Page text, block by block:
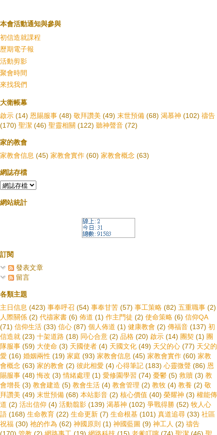
本會活動通知與參與
初信造就課程
歷期電子報
活動剪影
聚會時間
來找我們
大衛帳幕
啟示 (14) 恩賜服事 (48) 敬拜讚美 (49) 末世預備 (68) 渴慕神 (102) 禱告
(170) 聖潔 (46) 聖靈相關 (122) 聽神聲音 (72)
家的教會
家教會信息 (45) 家教會實作 (60) 家教會概念 (63)
網誌存檔
網站統計
訂閱
發表文章
留言
各類主題
主日信息 (423) 事奉呼召 (54) 事奉甘苦 (57) 事工策略 (82) 五重職事 (2)
人際關係 (2) 代禱家書 (6) 佈道 (1) 作主門徒 (2) 使命策略 (6) 信仰QA
(71) 信仰生活 (33) 信心 (87) 個人佈道 (1) 健康教會 (2) 傳福音 (137) 初
信造就 (23) 十架道路 (18) 同心合意 (2) 品格 (20) 啟示 (14) 團契 (1) 團
隊服事 (59) 大使命 (3) 天國使者 (4) 天國文化 (49) 天父的心 (77) 天父的
愛 (16) 婚姻兩性 (19) 家庭 (93) 家教會信息 (45) 家教會實作 (60) 家教
會概念 (63) 家的教會 (2) 彼此相愛 (4) 心得筆記 (183) 心靈微聲 (86) 恩
賜服事 (48) 悔改 (3) 情緒處理 (1) 愛修園學習 (74) 憂鬱 (5) 救贖 (3) 教
會增長 (3) 教會建造 (5) 教會生活 (4) 教會管理 (2) 教牧 (4) 教養 (2) 敬
拜讚美 (49) 末世預備 (68) 本站影音 (2) 核心價值 (40) 榮耀神 (3) 權能傳
道 (2) 活出信仰 (4) 活動翦影 (139) 渴慕神 (102) 爭戰得勝 (52) 牧人心
語 (168) 生命教育 (22) 生命更新 (7) 生命根基 (101) 真道追尋 (33) 社區
祝福 (30) 祂的作為 (62) 神國原則 (1) 神國藍圖 (9) 神工人 (2) 禱告